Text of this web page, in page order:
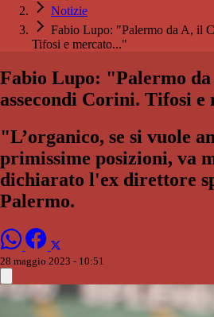
Notizie
Fabio Lupo: "Palermo da A, il
Tifosi e mercato..."
Fabio Lupo: "Palermo
assecondi Corini. Tifosi e
"L’organico, se si vuole
primissime posizioni, va
dichiarato l'ex direttore
Palermo.
28 maggio 2023 - 10:51